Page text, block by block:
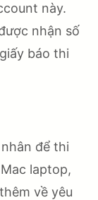
này.
nhận số
báo thi
để thi
laptop,
về yêu